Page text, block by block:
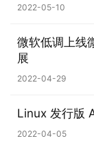
1
W
1
0
2022-05-10
微软低调上线
展
2022-04-29
Linux 发行版
2022-04-05